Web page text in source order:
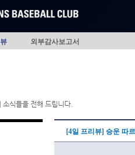
외부감사보고서
식들을 전해 드립니다.
[4일 프리뷰] 승운 따